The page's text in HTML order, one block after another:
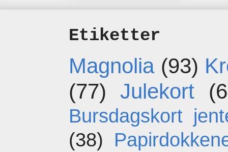
Etiketter
Magnolia (93)
(77)
Julekort
Bursdagskort
(38)